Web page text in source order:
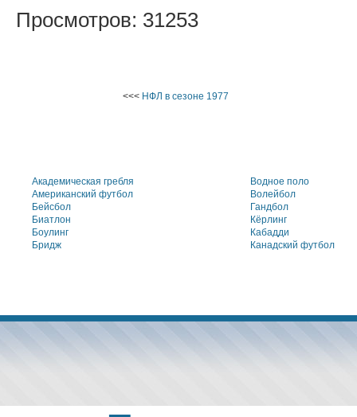
Просмотров: 31253
<<< НФЛ в сезоне 1977
Академическая гребля
Американский футбол
Бейсбол
Биатлон
Боулинг
Бридж
Водное поло
Волейбол
Гандбол
Кёрлинг
Кабадди
Канадский футбол